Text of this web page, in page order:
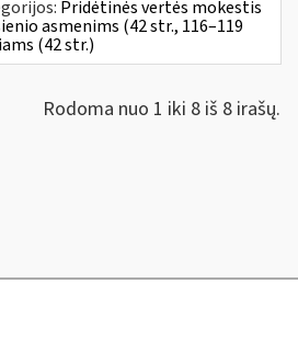
Pridėtinės vertės mokestis
asmenims (42 str., 116–119
(42 str.)
Rodoma nuo 1 iki 8 iš 8 irašų.